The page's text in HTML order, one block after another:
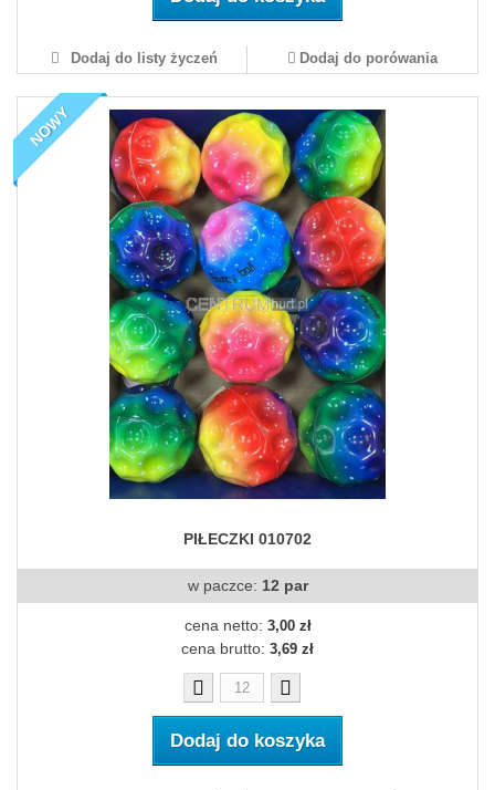
Dodaj do listy życzeń Dodaj do porówania
NOWY
PIŁECZKI 010702
w paczce: 12 par
cena netto: 3,00 zł
cena brutto: 3,69 zł
Dodaj do koszyka